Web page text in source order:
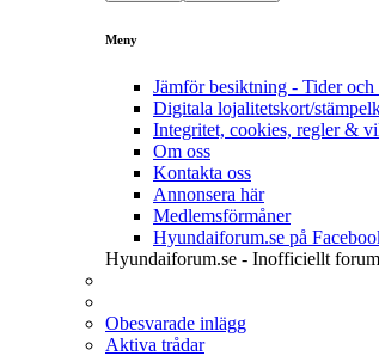
Meny
Jämför besiktning - Tider och
Digitala lojalitetskort/
Integritet, cookies, regler &
Om oss
Kontakta oss
Annonsera här
Medlemsförmåner
Hyundaiforum.se på
Hyundaiforum.se - Inofficiellt
Obesvarade inlägg
Aktiva trådar